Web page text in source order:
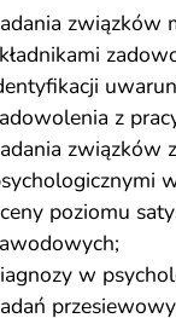
związków
z
związków
poziomu
w